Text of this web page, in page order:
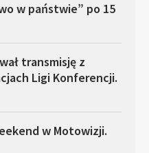
w państwie” po 15
transmisję z
Ligi Konferencji.
w Motowizji.